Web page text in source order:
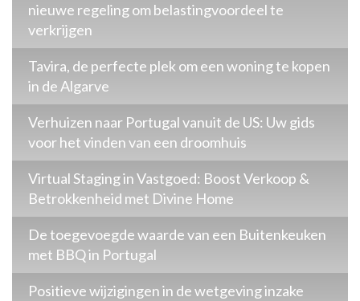
nieuwe regeling om belastingvoordeel te
verkrijgen
Tavira, de perfecte plek om een woning te kopen
in de Algarve
Verhuizen naar Portugal vanuit de US: Uw gids
voor het vinden van een droomhuis
Virtual Staging in Vastgoed: Boost Verkoop &
Betrokkenheid met Divine Home
De toegevoegde waarde van een Buitenkeuken
met BBQ in Portugal
Positieve wijzigingen in de wetgeving inzake